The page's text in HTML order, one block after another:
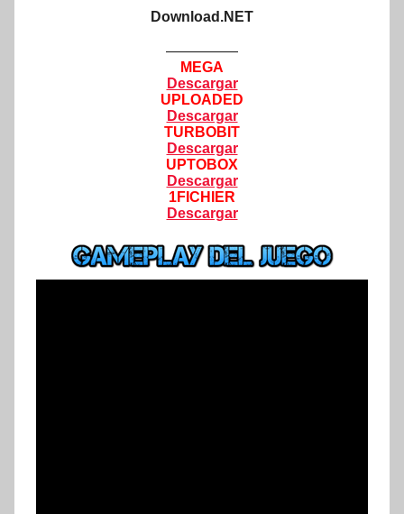
Download.NET
—————
MEGA
Descargar
UPLOADED
Descargar
TURBOBIT
Descargar
UPTOBOX
Descargar
1FICHIER
Descargar